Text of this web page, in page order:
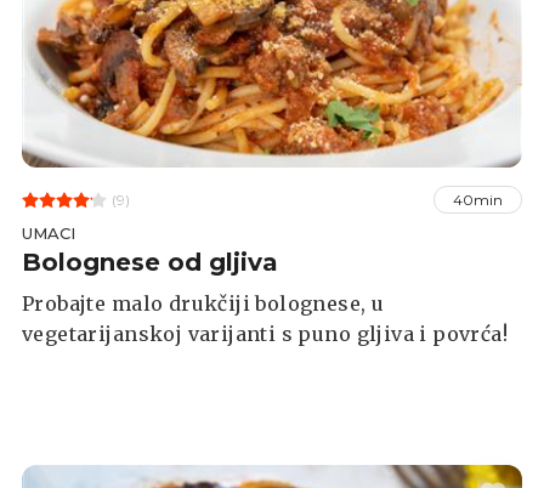
(9) 40min
UMACI
Bolognese od gljiva
Probajte malo drukčiji bolognese, u
vegetarijanskoj varijanti s puno gljiva i povrća!